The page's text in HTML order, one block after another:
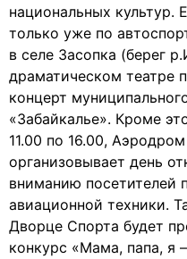
национальных
только уже по
в селе Засопка (берег
драматическом театре
концерт
«Забайкалье». Кроме
11.00 по 16.00,
организовывает день
вниманию посетителей
авиационной техники.
Дворце Спорта будет
конкурс «Мама, папа, я